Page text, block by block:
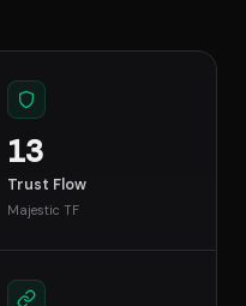
13
Trust Flow
Majestic TF